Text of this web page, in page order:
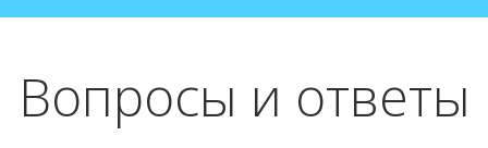
Вопросы и ответы